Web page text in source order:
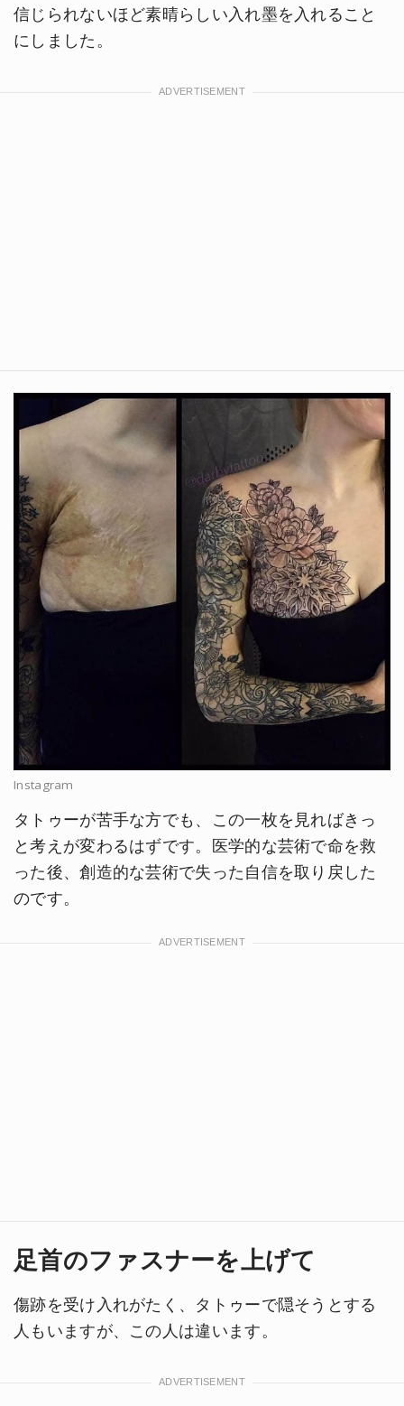
信じられないほど素晴らしい入れ墨を入れること
にしました。
Instagram
タトゥーが苦手な方でも、この一枚を見ればきっ
と考えが変わるはずです。医学的な芸術で命を救
った後、創造的な芸術で失った自信を取り戻した
のです。
足首のファスナーを上げて
傷跡を受け入れがたく、タトゥーで隠そうとする
人もいますが、この人は違います。